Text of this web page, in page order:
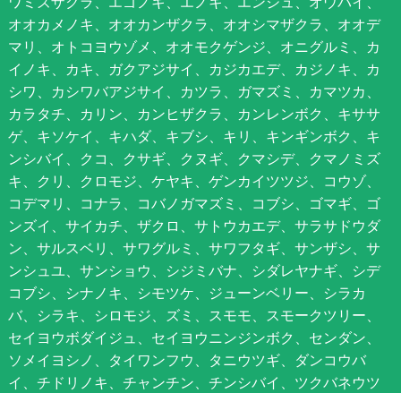
オオカメノキ、オオカンザクラ、オオシマザクラ、オオデ
マリ、オトコヨウゾメ、オオモクゲンジ、オニグルミ、カ
イノキ、カキ、ガクアジサイ、カジカエデ、カジノキ、カ
シワ、カシワバアジサイ、カツラ、ガマズミ、カマツカ、
カラタチ、カリン、カンヒザクラ、カンレンボク、キササ
ゲ、キソケイ、キハダ、キブシ、キリ、キンギンボク、キ
ンシバイ、クコ、クサギ、クヌギ、クマシデ、クマノミズ
キ、クリ、クロモジ、ケヤキ、ゲンカイツツジ、コウゾ、
コデマリ、コナラ、コバノガマズミ、コブシ、ゴマギ、ゴ
ンズイ、サイカチ、ザクロ、サトウカエデ、サラサドウダ
ン、サルスベリ、サワグルミ、サワフタギ、サンザシ、サ
ンシュユ、サンショウ、シジミバナ、シダレヤナギ、シデ
コブシ、シナノキ、シモツケ、ジューンベリー、シラカ
バ、シラキ、シロモジ、ズミ、スモモ、スモークツリー、
セイヨウボダイジュ、セイヨウニンジンボク、センダン、
ソメイヨシノ、タイワンフウ、タニウツギ、ダンコウバ
イ、チドリノキ、チャンチン、チンシバイ、ツクバネウツ